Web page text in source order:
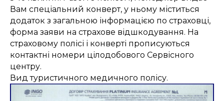
Вам спеціальний конверт, у ньому міститься
додаток з загальною інформацією по страховці,
форма заяви на страхове відшкодування. На
страховому полісі і конверті прописуються
контактні номери цілодобового Сервісного
центру.
Вид туристичного медичного полісу.